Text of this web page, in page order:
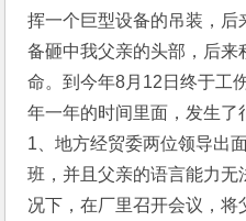
挥一个巨型设备的吊装，
备砸中我父亲的头部，后来
命。到今年8月12日终于工
年一年的时间里面，发生了
1、地方经贸委两位领导出
班，并且父亲的语言能力
况下，在厂里召开会议，将